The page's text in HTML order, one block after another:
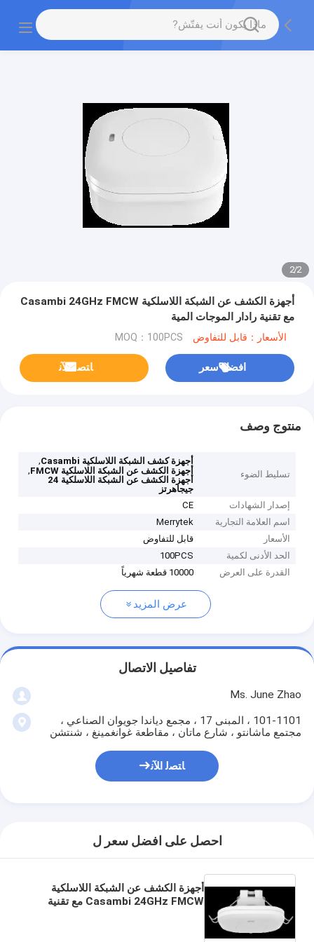
2
/
2
أجهزة الكشف عن الشبكة اللاسلكية Casambi 24GHz FMCW
مع تقنية رادار الموجات المية
الأسعار：قابل للتفاوض MOQ：100PCS
افضل سعر ﺎﺘﺼﻟ ﺍﻶﻧ
منتوج وصف
تسليط الضوء
أجهزة كشف الشبكة اللاسلكية Casambi
,
أجهزة الكشف عن الشبكة اللاسلكية FMCW
,
أجهزة الكشف عن الشبكة اللاسلكية 24
جيجاهرتز
إصدار الشهادات
CE
اسم العلامة التجارية
Merrytek
الأسعار
قابل للتفاوض
الحد الأدنى لكمية
100PCS
القدرة على العرض
10000 قطعة شهرياً
عرض المزيد
تفاصيل الاتصال
Ms. June Zhao
101-1101 ، المبنى 17 ، مجمع دياندا جويوان الصناعي ،
مجتمع ماشانتو ، شارع ماتان ، مقاطعة غوانغمينغ ، شنتشن
ﺎﺘﺼﻟ ﺍﻶﻧ
احصل على افضل سعر ل
أجهزة الكشف عن الشبكة اللاسلكية
Casambi 24GHz FMCW مع تقنية